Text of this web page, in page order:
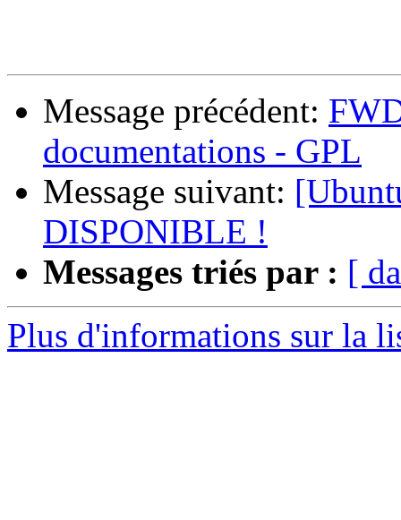
Message précédent:
documentations - GPL
Message suivant:
DISPONIBLE !
Messages triés par : [
Plus d'informations sur la